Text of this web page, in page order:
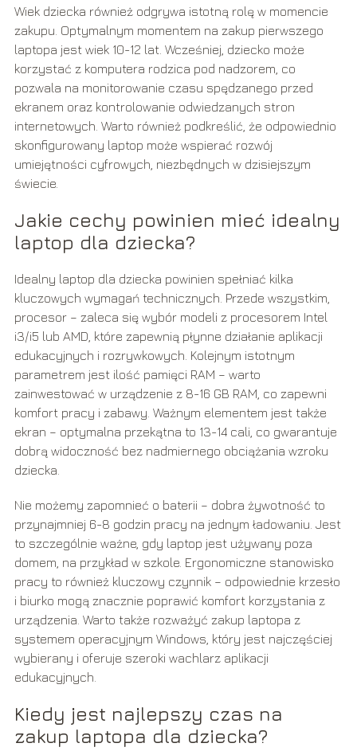
Wiek dziecka również odgrywa istotną rolę w momencie
zakupu. Optymalnym momentem na zakup pierwszego
laptopa jest wiek 10-12 lat. Wcześniej, dziecko może
korzystać z komputera rodzica pod nadzorem, co
pozwala na monitorowanie czasu spędzanego przed
ekranem oraz kontrolowanie odwiedzanych stron
internetowych. Warto również podkreślić, że odpowiednio
skonfigurowany laptop może wspierać rozwój
umiejętności cyfrowych, niezbędnych w dzisiejszym
świecie.
Jakie cechy powinien mieć idealny
laptop dla dziecka?
Idealny laptop dla dziecka powinien spełniać kilka
kluczowych wymagań technicznych. Przede wszystkim,
procesor – zaleca się wybór modeli z procesorem Intel
i3/i5 lub AMD, które zapewnią płynne działanie aplikacji
edukacyjnych i rozrywkowych. Kolejnym istotnym
parametrem jest ilość pamięci RAM – warto
zainwestować w urządzenie z 8-16 GB RAM, co zapewni
komfort pracy i zabawy. Ważnym elementem jest także
ekran – optymalna przekątna to 13-14 cali, co gwarantuje
dobrą widoczność bez nadmiernego obciążania wzroku
dziecka.
Nie możemy zapomnieć o baterii – dobra żywotność to
przynajmniej 6-8 godzin pracy na jednym ładowaniu. Jest
to szczególnie ważne, gdy laptop jest używany poza
domem, na przykład w szkole. Ergonomiczne stanowisko
pracy to również kluczowy czynnik – odpowiednie krzesło
i biurko mogą znacznie poprawić komfort korzystania z
urządzenia. Warto także rozważyć zakup laptopa z
systemem operacyjnym Windows, który jest najczęściej
wybierany i oferuje szeroki wachlarz aplikacji
edukacyjnych.
Kiedy jest najlepszy czas na
zakup laptopa dla dziecka?